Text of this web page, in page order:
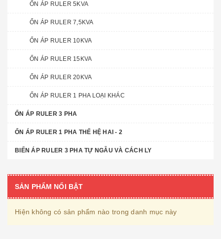
ỔN ÁP RULER 5KVA
ỔN ÁP RULER 7,5KVA
ỔN ÁP RULER 10KVA
ỔN ÁP RULER 15KVA
ỔN ÁP RULER 20KVA
ỔN ÁP RULER 1 PHA LOẠI KHÁC
ỔN ÁP RULER 3 PHA
ỔN ÁP RULER 1 PHA THẾ HỆ HAI - 2
BIẾN ÁP RULER 3 PHA TỰ NGẪU VÀ CÁCH LY
SẢN PHẨM NỔI BẬT
Hiện không có sản phẩm nào trong danh mục này